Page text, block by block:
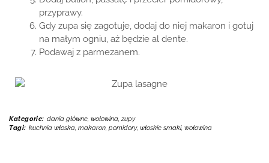
przyprawy.
Gdy zupa się zagotuje, dodaj do niej makaron i gotuj
na małym ogniu, aż będzie al dente.
Podawaj z parmezanem.
Kategorie: dania główne, wołowina,zupy
Tagi: kuchnia włoska, makaron, pomidory, włoskie smaki, wołowina